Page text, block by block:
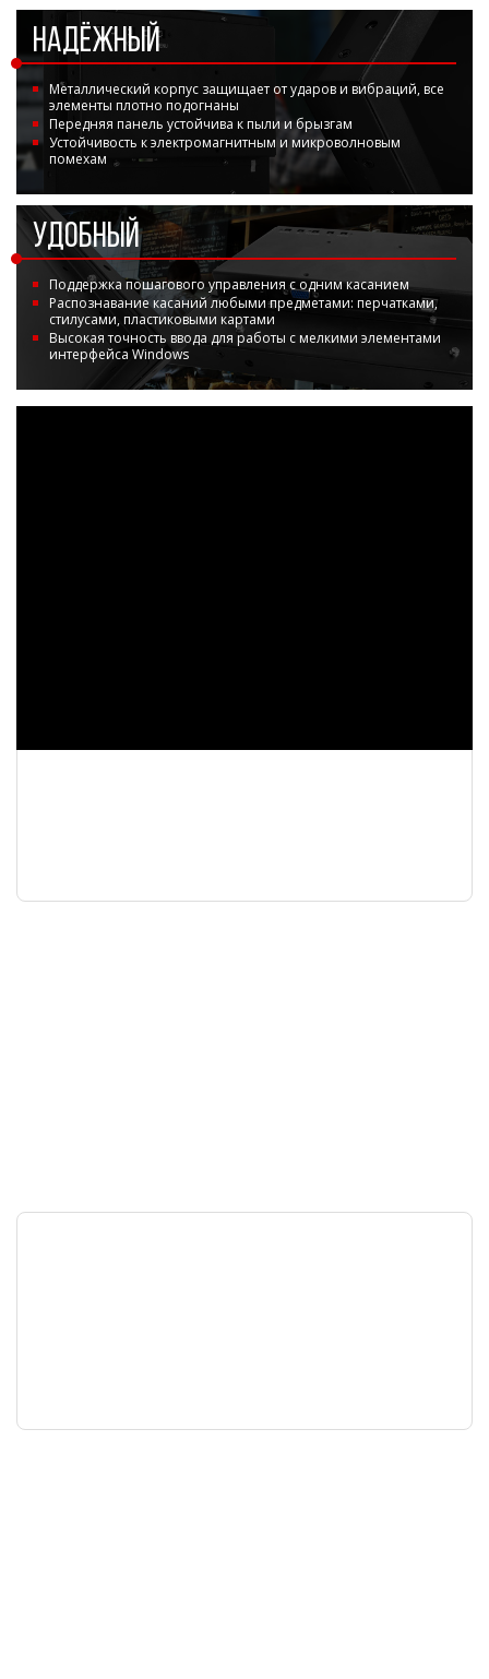
диагональю до 55
дюймов
Промышленные
мониторы для
жестового
управления
Промышленные
мониторы для
монтажа на стену
Боковые
НАДЁЖНЫЙ
Металлический корпус защищает от ударов и вибраций, все
элементы плотно подогнаны
Передняя панель устойчива к пыли и брызгам
Устойчивость к электромагнитным и микроволновым
помехам
УДОБНЫЙ
Поддержка пошагового управления с одним касанием
Распознавание касаний любыми предметами: перчатками,
стилусами, пластиковыми картами
Высокая точность ввода для работы с мелкими элементами
интерфейса Windows